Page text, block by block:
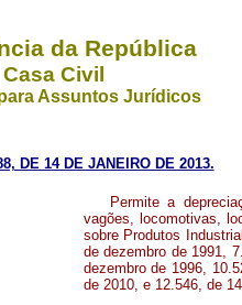
da República
Casa Civil
Assuntos Jurídicos
DE 14 DE JANEIRO DE 2013.
Permite a
vagões, locomotivas,
sobre Produtos
de dezembro de 1991,
dezembro de 1996,
de 2010, e 12.546, de